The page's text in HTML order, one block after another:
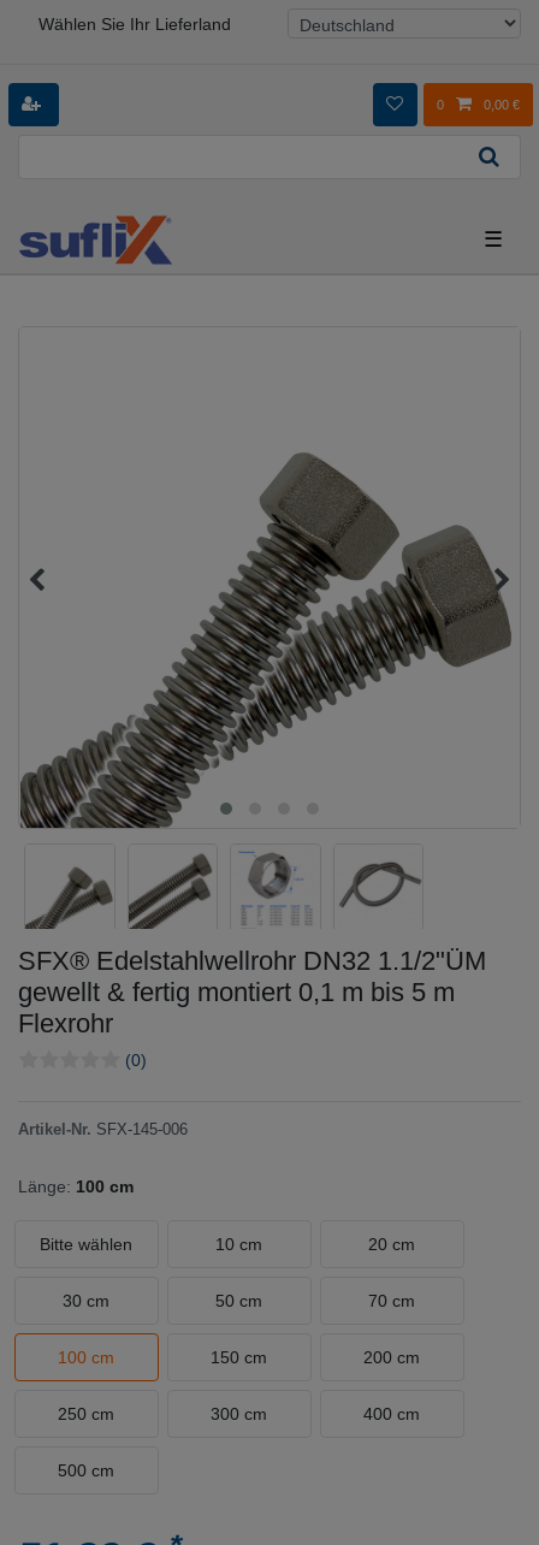
Wählen Sie Ihr Lieferland
0 0,00 €
☰
SFX® Edelstahlwellrohr DN32 1.1/2"ÜM
gewellt & fertig montiert 0,1 m bis 5 m
Flexrohr
(0)
Artikel-Nr. SFX-145-006
Länge: 100 cm
Bitte wählen 10 cm 20 cm
30 cm 50 cm 70 cm
100 cm 150 cm 200 cm
250 cm 300 cm 400 cm
500 cm